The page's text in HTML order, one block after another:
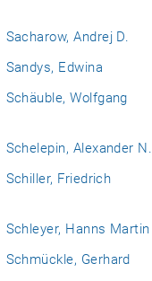
Sacharow, Andrej D.
Sandys, Edwina
Schäuble, Wolfgang
Schelepin, Alexander N.
Schiller, Friedrich
Schleyer, Hanns Martin
Schmückle, Gerhard